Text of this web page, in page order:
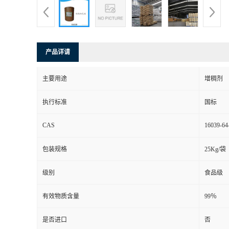
产品详请
主要用途 增稠剂
执行标准 国标
CAS 16039-
包装规格 25Kg/袋
级别 食品级
有效物质含量 99％
是否进口 否